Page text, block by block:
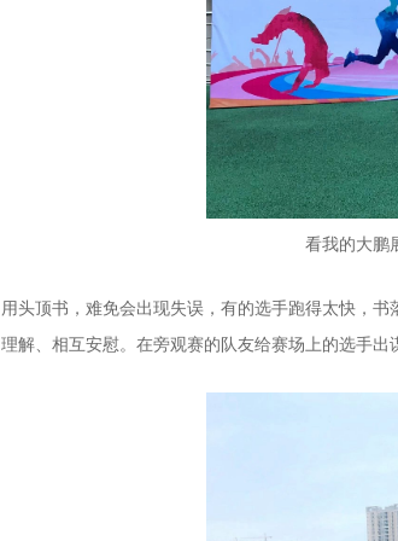
看我的大鹏
用头顶书，难免会出现失误，有的选手跑得太快，
理解、相互安慰。在旁观赛的队友给赛场上的选手出